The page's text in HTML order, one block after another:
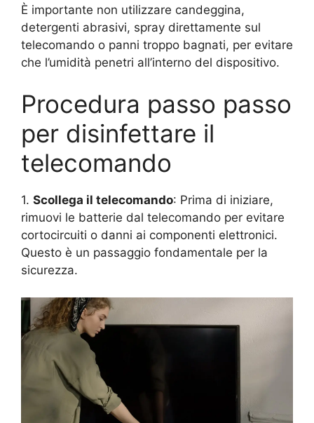
È importante non utilizzare candeggina,
detergenti abrasivi, spray direttamente sul
telecomando o panni troppo bagnati, per evitare
che l’umidità penetri all’interno del dispositivo.
Procedura passo passo
per disinfettare il
telecomando
1. Scollega il telecomando: Prima di iniziare,
rimuovi le batterie dal telecomando per evitare
cortocircuiti o danni ai componenti elettronici.
Questo è un passaggio fondamentale per la
sicurezza.